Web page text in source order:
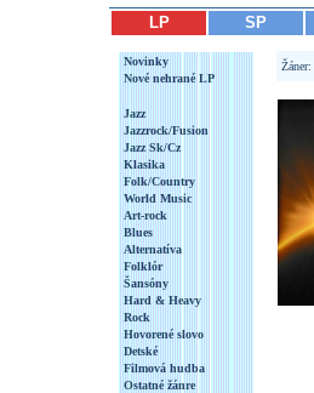
LP SP
Novinky
Nové nehrané LP
Jazz
Jazzrock/Fusion
Jazz Sk/Cz
Klasika
Folk/Country
World Music
Art-rock
Blues
Alternatíva
Folklór
Šansóny
Hard & Heavy
Rock
Hovorené slovo
Detské
Filmová hudba
Ostatné žánre
Žáner: